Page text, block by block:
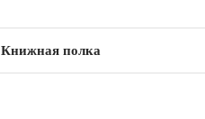
Книжная полка